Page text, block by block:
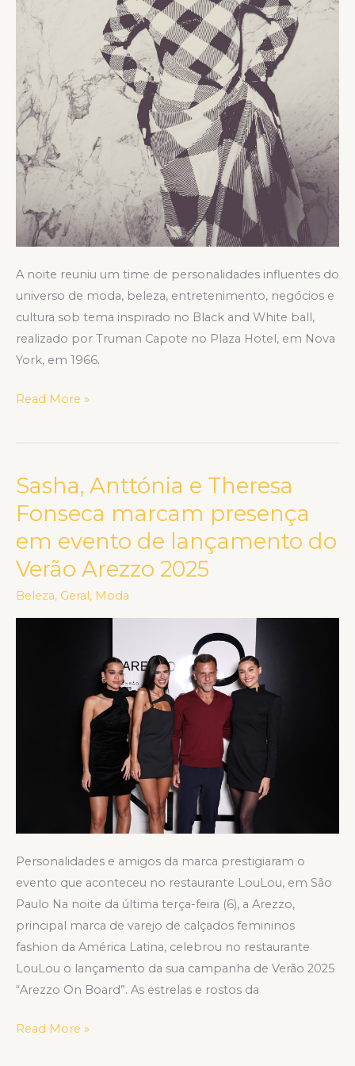
A noite reuniu um time de personalidades influentes do
universo de moda, beleza, entretenimento, negócios e
cultura sob tema inspirado no Black and White ball,
realizado por Truman Capote no Plaza Hotel, em Nova
York, em 1966.
Read More »
Sasha, Anttónia e Theresa
Fonseca marcam presença
em evento de lançamento do
Verão Arezzo 2025
Beleza, Geral, Moda
Personalidades e amigos da marca prestigiaram o
evento que aconteceu no restaurante LouLou, em São
Paulo Na noite da última terça-feira (6), a Arezzo,
principal marca de varejo de calçados femininos
fashion da América Latina, celebrou no restaurante
LouLou o lançamento da sua campanha de Verão 2025
“Arezzo On Board”. As estrelas e rostos da
Sasha,
Anttónia
e
Theresa
Fonseca
marcam
Read More »